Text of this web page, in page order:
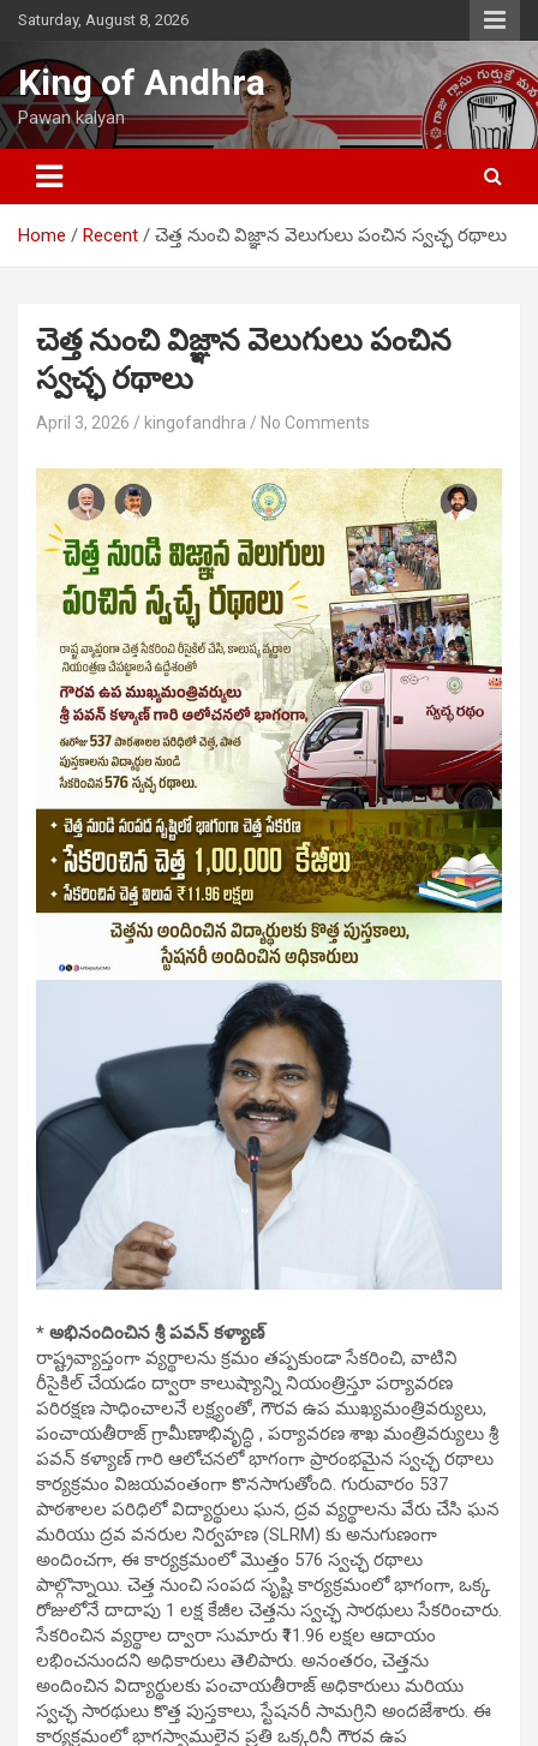
Skip
content
Saturday, August 8, 2026
King of Andhra
Pawan kalyan
Home Recent చెత్త నుంచి విజ్ఞాన వెలుగులు పంచిన స్వచ్ఛ రథాలు
చెత్త నుంచి విజ్ఞాన వెలుగులు పంచిన
స్వచ్ఛ రథాలు
April 3, 2026 kingofandhra No Comments
* అభినందించిన శ్రీ పవన్ కళ్యాణ్
రాష్ట్రవ్యాప్తంగా వ్యర్థాలను క్రమం తప్పకుండా సేకరించి, వాటిని
రీసైకిల్ చేయడం ద్వారా కాలుష్యాన్ని నియంత్రిస్తూ పర్యావరణ
పరిరక్షణ సాధించాలనే లక్ష్యంతో, గౌరవ ఉప ముఖ్యమంత్రివర్యులు,
పంచాయతీరాజ్ గ్రామీణాభివృద్ధి , పర్యావరణ శాఖ మంత్రివర్యులు శ్రీ
పవన్ కళ్యాణ్ గారి ఆలోచనలో భాగంగా ప్రారంభమైన స్వచ్ఛ రథాలు
కార్యక్రమం విజయవంతంగా కొనసాగుతోంది. గురువారం 537
పాఠశాలల పరిధిలో విద్యార్థులు ఘన, ద్రవ వ్యర్థాలను వేరు చేసి ఘన
మరియు ద్రవ వనరుల నిర్వహణ (SLRM) కు అనుగుణంగా
అందించగా, ఈ కార్యక్రమంలో మొత్తం 576 స్వచ్ఛ రథాలు
పాల్గొన్నాయి. చెత్త నుంచి సంపద సృష్టి కార్యక్రమంలో భాగంగా, ఒక్క
రోజులోనే దాదాపు 1 లక్ష కేజీల చెత్తను స్వచ్ఛ సారథులు సేకరించారు.
సేకరించిన వ్యర్థాల ద్వారా సుమారు ₹11.96 లక్షల ఆదాయం
లభించనుందని అధికారులు తెలిపారు. అనంతరం, చెత్తను
అందించిన విద్యార్థులకు పంచాయతీరాజ్ అధికారులు మరియు
స్వచ్ఛ సారథులు కొత్త పుస్తకాలు, స్టేషనరీ సామగ్రిని అందజేశారు. ఈ
కార్యక్రమంలో భాగస్వాములైన ప్రతి ఒక్కరినీ గౌరవ ఉప